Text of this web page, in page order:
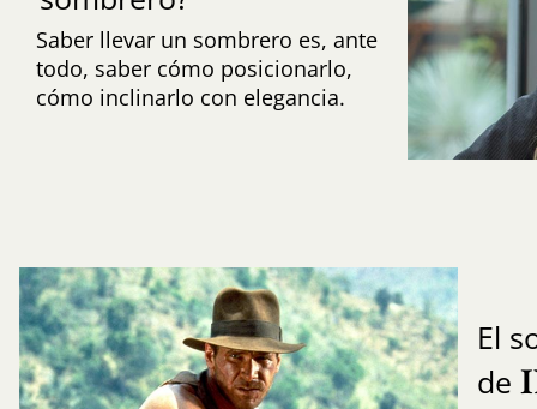
Saber llevar un sombrero es, ante
todo, saber cómo posicionarlo,
cómo inclinarlo con elegancia.
El
de